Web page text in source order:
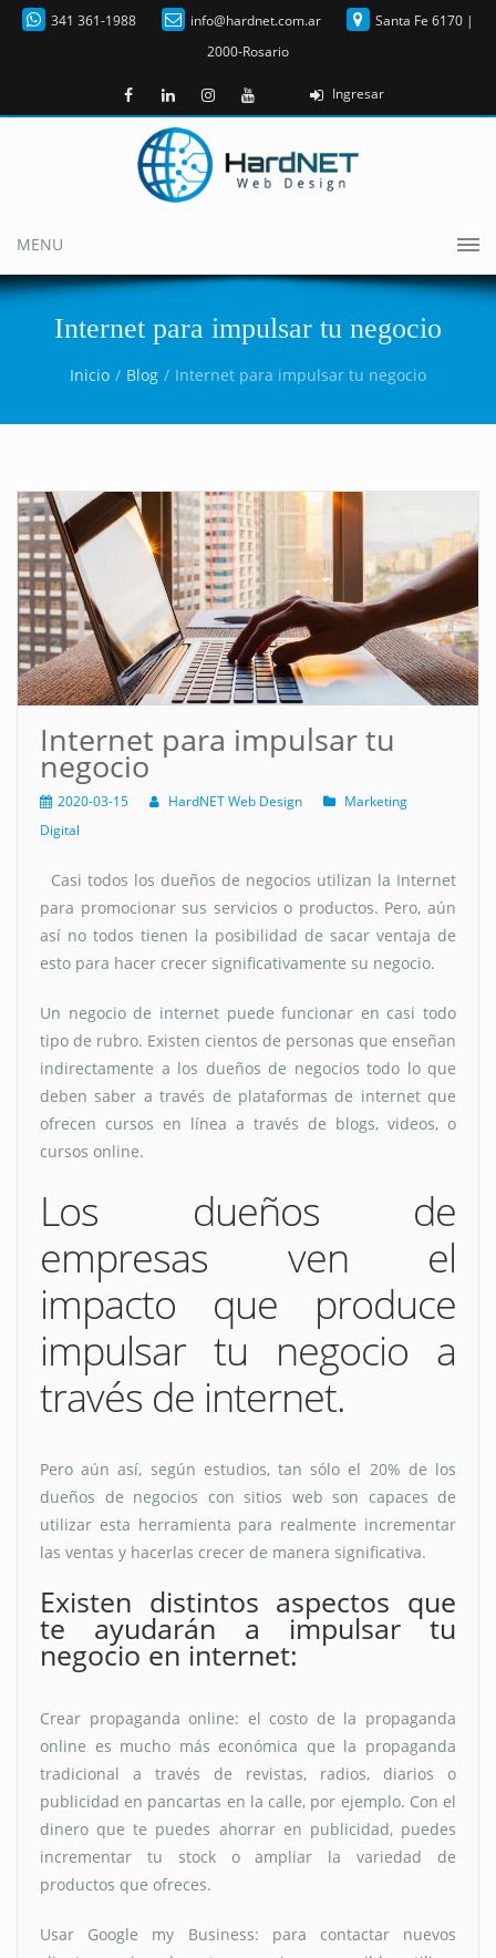
341 361-1988 info@hardnet.com.ar
Santa Fe 6170 |
2000-Rosario
Ingresar
MENU
Internet para impulsar tu negocio
Inicio Blog Internet para impulsar tu negocio
Internet para impulsar tu
negocio
2020-03-15 HardNET Web Design
Marketing
Digital
Casi todos los dueños de negocios utilizan la Internet
para promocionar sus servicios o productos. Pero, aún
así no todos tienen la posibilidad de sacar ventaja de
esto para hacer crecer significativamente su negocio.
Un negocio de internet puede funcionar en casi todo
tipo de rubro. Existen cientos de personas que enseñan
indirectamente a los dueños de negocios todo lo que
deben saber a través de plataformas de internet que
ofrecen cursos en línea a través de blogs, videos, o
cursos online.
Los dueños de
empresas ven el
impacto que produce
impulsar tu negocio a
través de internet.
Pero aún así, según estudios, tan sólo el 20% de los
dueños de negocios con sitios web son capaces de
utilizar esta herramienta para realmente incrementar
las ventas y hacerlas crecer de manera significativa.
Existen distintos aspectos que
te ayudarán a impulsar tu
negocio en internet:
Crear propaganda online: el costo de la propaganda
online es mucho más económica que la propaganda
tradicional a través de revistas, radios, diarios o
publicidad en pancartas en la calle, por ejemplo. Con el
dinero que te puedes ahorrar en publicidad, puedes
incrementar tu stock o ampliar la variedad de
productos que ofreces.
Usar Google my Business: para contactar nuevos